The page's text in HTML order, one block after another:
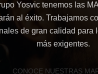
Yosvic tenemos las
al éxito. Trabajamos
de gran calidad para
más exigentes.
CONOCE NUESTRAS